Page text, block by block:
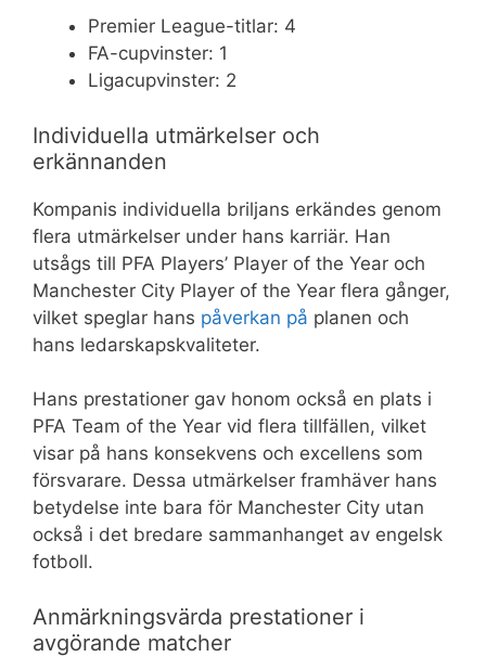
Premier League-titlar: 4
FA-cupvinster: 1
Ligacupvinster: 2
Individuella utmärkelser och
erkännanden
Kompanis individuella briljans erkändes genom
flera utmärkelser under hans karriär. Han
utsågs till PFA Players’ Player of the Year och
Manchester City Player of the Year flera gånger,
vilket speglar hans påverkan på planen och
hans ledarskapskvaliteter.
Hans prestationer gav honom också en plats i
PFA Team of the Year vid flera tillfällen, vilket
visar på hans konsekvens och excellens som
försvarare. Dessa utmärkelser framhäver hans
betydelse inte bara för Manchester City utan
också i det bredare sammanhanget av engelsk
fotboll.
Anmärkningsvärda prestationer i
avgörande matcher